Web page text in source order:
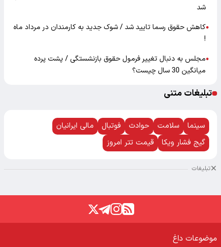
شد
●کاهش حقوق رسما تایید شد / شوک جدید به کارمندان در مرداد ماه
!
●مجلس به دنبال تغییر فرمول حقوق بازنشستگی / پشت پرده
میانگین 30 سال چیست؟
تبلیغات متنی
سینما سلامت حوادث فوتبال
مالی ایرانیان
گیج فشار ویکا
قیمت تتر امروز
تبلیغات
موضوعات داغ